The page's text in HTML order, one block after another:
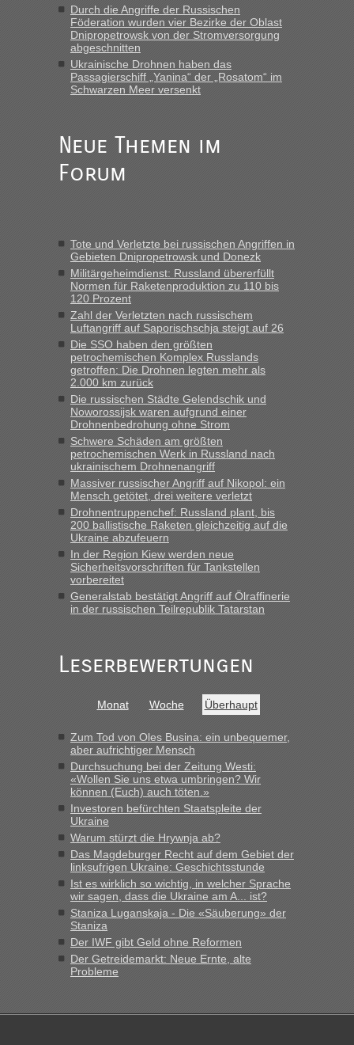
Recht, Visa und Dokumente • Re: Deklaration
gebrauchter Kleidung beim Zoll
„Vielen Dank, mit einem Briefchen meiner Frau im Gepäck
gab es keine Probleme“
fast 11 Milliarden aufgedeckt
„Am besten wäre natürlich, wenn die Frau mit dabei ist.
Alleinreisende Männer stehen schließlich immer unter
Milliarden aufgedeckt
„Kein Zoll. Du musst an sich nur sagen dass das privat ist
und du nicht damit handeln willst. So lange das nicht
Originalverpackt ist und ersichlich das nicht neu sollte es
keine Probleme geben“
Recht, Visa und Dokumente • Deklaration
gebrauchter Kleidung beim Zoll
„Hallo Leute, ich weiß nicht, ob ich hier richtig bin mit meiner
Anfrage. Ich möchte 4 Umzugskartons mit gebrauchter
Straßen Kleidung bei der Einreise in die Ukraine
mitnehmen. Es ist gebrauchte Kleidung...“
Berichte und Reisetipps • Re: An welchem
Grenzübergang zwischen Polen und der Ukraine geht es am
schnellsten?
„Wir sind mit unserem Wohnmobil, wie geplant am Montag
15.6. in Krakovets rüber. Sehr zeitig los gegen 5 Uhr in der
Früh. Mit sehr sehr wenig Verkehr, super bis zur Grenze. Nur
8 PKW vor der Schranke....“
inBerichte und Reisetipps • Re: An welchem
Grenzübergang zwischen Polen und der Ukraine geht es am
in Krakowez mit dem Kleinbus. Abfertigung ging dann
schnell da auch Passagiere mit EU-Pass dabei waren“
Berichte und Reisetipps • Re: An welchem
Grenzübergang zwischen Polen und der Ukraine geht es am
schnellsten?
„Bin am Montag 15.6.26 um 8 Uhr in Urgyniw ausgereist,
das erste Mal an einem Montagmorgen ca. 15 Fahrzeuge
vor mir, bin sonst der Erste oder Zweite, egal, nach ca 20
Minuten wurde dann die nächste Welle...“
Durch die Angriffe der Russischen
Föderation wurden vier Bezirke der Oblast
Dnipropetrowsk von der Stromversorgung
abgeschnitten
Ukrainische Drohnen haben das
Passagierschiff „Yanina“ der „Rosatom“ im
Schwarzen Meer versenkt
Neue Themen im
Forum
Tote und Verletzte bei russischen Angriffen in
Gebieten Dnipropetrowsk und Donezk
Militärgeheimdienst: Russland übererfüllt
Normen für Raketenproduktion zu 110 bis
120 Prozent
Zahl der Verletzten nach russischem
Luftangriff auf Saporischschja steigt auf 26
Die SSO haben den größten
petrochemischen Komplex Russlands
getroffen: Die Drohnen legten mehr als
2.000 km zurück
Die russischen Städte Gelendschik und
Noworossijsk waren aufgrund einer
Drohnenbedrohung ohne Strom
Schwere Schäden am größten
petrochemischen Werk in Russland nach
ukrainischem Drohnenangriff
Massiver russischer Angriff auf Nikopol: ein
Mensch getötet, drei weitere verletzt
Drohnentruppenchef: Russland plant, bis
200 ballistische Raketen gleichzeitig auf die
Ukraine abzufeuern
In der Region Kiew werden neue
Sicherheitsvorschriften für Tankstellen
vorbereitet
Generalstab bestätigt Angriff auf Ölraffinerie
in der russischen Teilrepublik Tatarstan
Leserbewertungen
Monat Woche Überhaupt
Zum Tod von Oles Busina: ein unbequemer,
aber aufrichtiger Mensch
Durchsuchung bei der Zeitung Westi:
«Wollen Sie uns etwa umbringen? Wir
können (Euch) auch töten.»
Investoren befürchten Staatspleite der
Ukraine
Warum stürzt die Hrywnja ab?
Das Magdeburger Recht auf dem Gebiet der
linksufrigen Ukraine: Geschichtsstunde
Ist es wirklich so wichtig, in welcher Sprache
wir sagen, dass die Ukraine am A... ist?
Staniza Luganskaja - Die «Säuberung» der
Staniza
Der IWF gibt Geld ohne Reformen
Der Getreidemarkt: Neue Ernte, alte
Probleme